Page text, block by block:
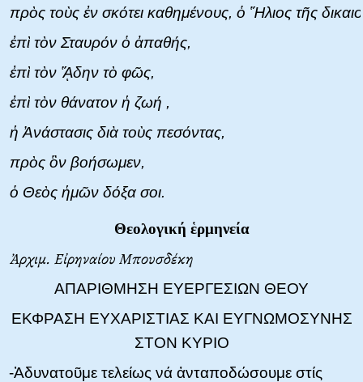
πρὸς τοὺς ἐν σκότει καθημένους, ὁ Ἥλιος τῆς
ἐπὶ τὸν Σταυρόν ὁ ἀπαθής,
ἐπὶ τὸν ᾍδην τὸ φῶς,
ἐπὶ τὸν θάνατον ἡ ζωή ,
ἡ Ἀνάστασις διὰ τοὺς πεσόντας,
πρὸς ὃν βοήσωμεν,
ὁ Θεὸς ἡμῶν δόξα σοι.
Θεολογική ἑρμηνεία
Ἀρχιμ. Εἰρηναίου Μπουσδέκη
ΑΠΑΡΙΘΜΗΣΗ ΕΥΕΡΓΕΣΙΩΝ ΘΕΟΥ
ΕΚΦΡΑΣΗ ΕΥΧΑΡΙΣΤΙΑΣ ΚΑΙ ΕΥΓΝΩΜΟΣΥΝΗΣ
ΣΤΟΝ ΚΥΡΙΟ
-Ἀδυνατοῦμε τελείως νά ἀνταποδώσουμε στίς